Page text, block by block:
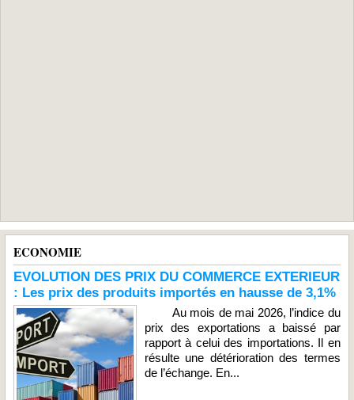
ECONOMIE
EVOLUTION DES PRIX DU COMMERCE EXTERIEUR
: Les prix des produits importés en hausse de 3,1%
Au mois de mai 2026, l’indice du
prix des exportations a baissé par
rapport à celui des importations. Il en
résulte une détérioration des termes
de l’échange. En...